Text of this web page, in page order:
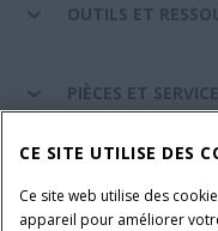
OUTILS ET
PIÈCES ET
CE SITE UTILISE DES
Ce site web utilise des
appareil pour améliorer